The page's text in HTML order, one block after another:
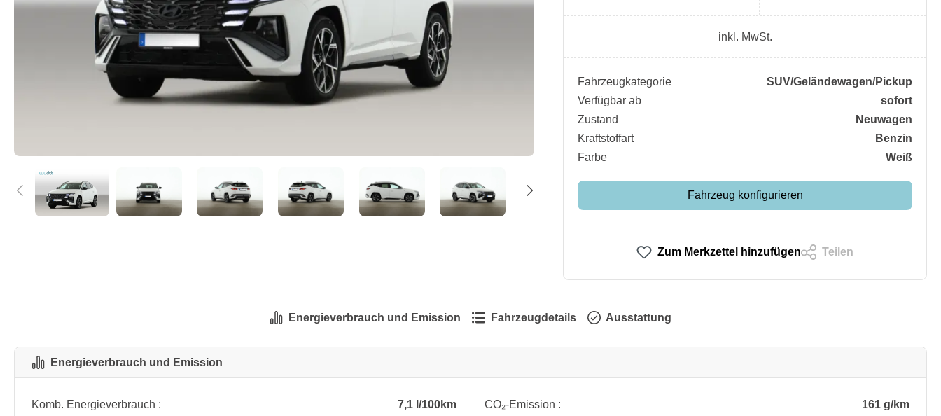
inkl. MwSt.
Fahrzeugkategorie
SUV/​Geländewagen/​Pickup
Verfügbar ab
sofort
Zustand
Neuwagen
Kraftstoffart
Benzin
Farbe
Weiß
Fahrzeug konfigurieren
Zum Merkzettel hinzufügen Teilen
Energieverbrauch und Emission Fahrzeugdetails Ausstattung
Energieverbrauch und Emission
Komb. Energieverbrauch : 7,1 l/100km CO₂-Emission :
161 g/km